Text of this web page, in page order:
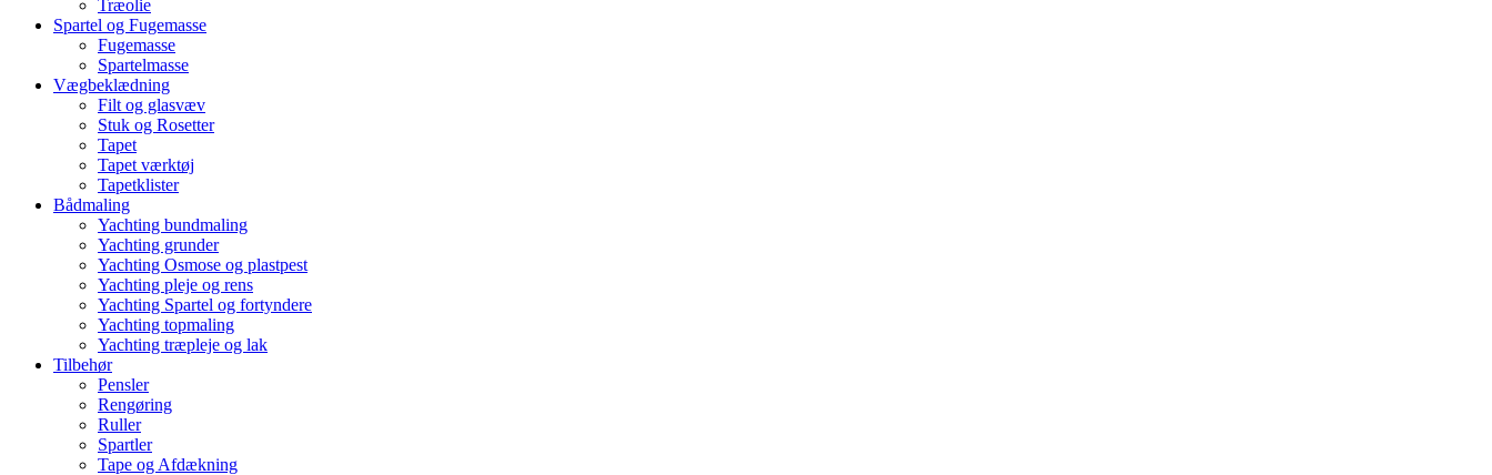
Træolie
Spartel og Fugemasse
Fugemasse
Spartelmasse
Vægbeklædning
Filt og glasvæv
Stuk og Rosetter
Tapet
Tapet værktøj
Tapetklister
Bådmaling
Yachting bundmaling
Yachting grunder
Yachting Osmose og plastpest
Yachting pleje og rens
Yachting Spartel og fortyndere
Yachting topmaling
Yachting træpleje og lak
Tilbehør
Pensler
Rengøring
Ruller
Spartler
Tape og Afdækning